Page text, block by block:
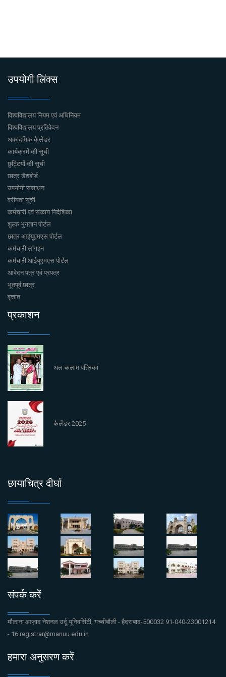
उपयोगी लिंक्स
विश्वविद्यालय नियम एवं अधिनियम
विश्वविद्यालय प्रतिवेदन
अकादमिक कैलेंडर
कार्यक्रमें की सूची
छुट्टियों की सूची
छात्र डैशबोर्ड
उपयोगी संसाधन
वरीयता सूची
कर्मचारी एवं संकाय निदेशिका
शुल्क भुगतान पोर्टल
छात्र आईयूएमएस पोर्टल
कर्मचारी लॉगइन
कर्मचारी आईयूएमएस पोर्टल
आवेदन पत्र एवं प्रपत्र
भूतपूर्व छात्र
वृत्तांत
प्रकाशन
अल-कलाम पत्रिका
कैलेंडर 2025
छायाचित्र दीर्घा
संपर्क करें
मौलाना आज़ाद नेशनल उर्दू यूनिवर्सिटी, गच्चीबौली - हैदराबाद-500032 91-040-23001214
- 16 registrar@manuu.edu.in
हमारा अनुसरण करें